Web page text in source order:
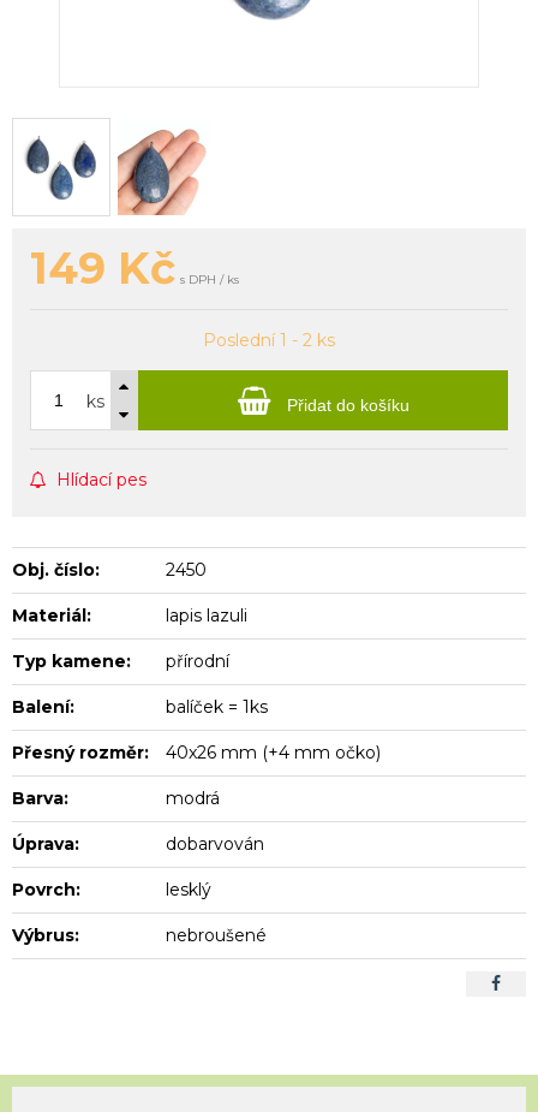
149 Kč s DPH / ks
Poslední 1 - 2 ks
ks Přidat do košíku
Hlídací pes
Obj. číslo: 2450
Materiál: lapis lazuli
Typ kamene: přírodní
Balení: balíček = 1ks
Přesný rozměr: 40x26 mm (+4 mm očko)
Barva: modrá
Úprava: dobarvován
Povrch: lesklý
Výbrus: nebroušené